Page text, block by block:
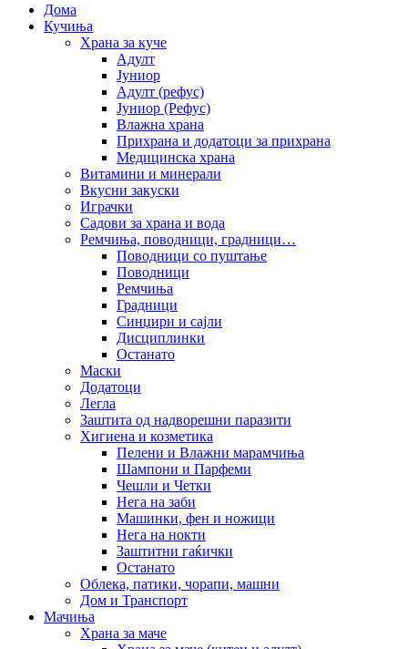
Дома
Кучиња
Храна за куче
Адулт
Јуниор
Адулт (рефус)
Јуниор (Рефус)
Влажна храна
Прихрана и додатоци за прихрана
Медицинска храна
Витамини и минерали
Вкусни закуски
Играчки
Садови за храна и вода
Ремчиња, поводници, градници…
Поводници со пуштање
Поводници
Ремчиња
Градници
Синџири и сајли
Дисциплинки
Останато
Маски
Додатоци
Легла
Заштита од надворешни паразити
Хигиена и козметика
Пелени и Влажни марамчиња
Шампони и Парфеми
Чешли и Четки
Нега на заби
Машинки, фен и ножици
Нега на нокти
Заштитни гаќички
Останато
Облека, патики, чорапи, машни
Дом и Транспорт
Мачиња
Храна за маче